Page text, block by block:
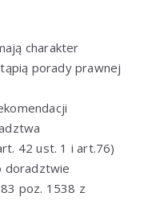
charakter
porady prawnej
42 ust. 1 i art.76)
doradztwie
poz. 1538 z